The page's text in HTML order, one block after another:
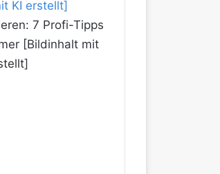
7 Profi-Tipps
[Bildinhalt mit